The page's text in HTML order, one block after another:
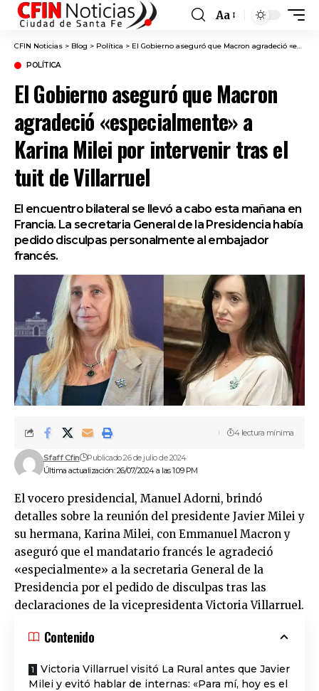
Font
Resizer
Aa
CFIN Noticias > Blog > Política > El Gobierno aseguró que Macron agradeció «especialmente» a Karina Milei por intervenir tras el tuit de Villarruel
POLÍTICA
El Gobierno aseguró que Macron
agradeció «especialmente» a
Karina Milei por intervenir tras el
tuit de Villarruel
El encuentro bilateral se llevó a cabo esta mañana en
Francia. La secretaria General de la Presidencia había
pedido disculpas personalmente al embajador
francés.
Última actualización: 26/07/2024 a las 1:09 PM
Sfaff Cfin Publicado 26 de julio de 2024
4 lectura mínima
El vocero presidencial, Manuel Adorni, brindó
detalles sobre la reunión del presidente Javier Milei y
su hermana, Karina Milei, con Emmanuel Macron y
aseguró que el mandatario francés le agradeció
«especialmente» a la secretaria General de la
Presidencia por el pedido de disculpas tras las
declaraciones de la vicepresidenta Victoria Villarruel.
Contenido
Victoria Villarruel visitó La Rural antes que Javier
Milei y evitó hablar de internas: «Para mí, hoy es el